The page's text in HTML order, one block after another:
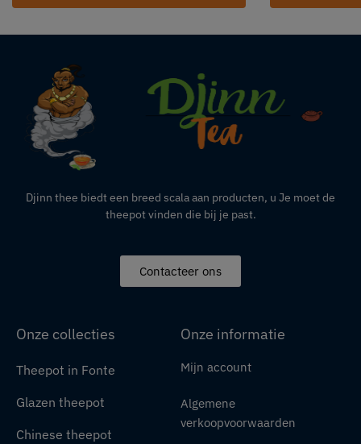
Djinn thee biedt een breed scala aan producten, u Je moet de
theepot vinden die bij je past.
Contacteer ons
Onze collecties
Theepot in Fonte
Glazen theepot
Chinese theepot
Onze informatie
Mijn account
Algemene
verkoopvoorwaarden